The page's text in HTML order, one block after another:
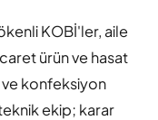
KOBİ'ler, aile
ürün ve hasat
ve konfeksiyon
ekip; karar